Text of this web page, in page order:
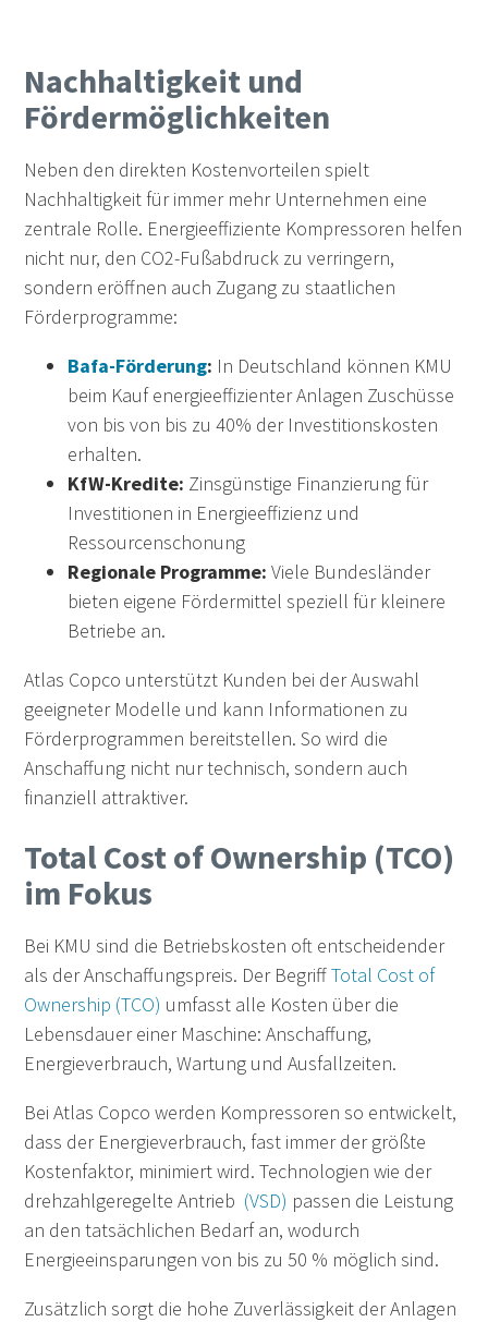
Nachhaltigkeit und
Fördermöglichkeiten
Neben den direkten Kostenvorteilen spielt
Nachhaltigkeit für immer mehr Unternehmen eine
zentrale Rolle. Energieeffiziente Kompressoren helfen
nicht nur, den CO2-Fußabdruck zu verringern,
sondern eröffnen auch Zugang zu staatlichen
Förderprogramme:
Bafa-Förderung: In Deutschland können KMU
beim Kauf energieeffizienter Anlagen Zuschüsse
von bis von bis zu 40% der Investitionskosten
erhalten.
KfW-Kredite: Zinsgünstige Finanzierung für
Investitionen in Energieeffizienz und
Ressourcenschonung
Regionale Programme: Viele Bundesländer
bieten eigene Fördermittel speziell für kleinere
Betriebe an.
Atlas Copco unterstützt Kunden bei der Auswahl
geeigneter Modelle und kann Informationen zu
Förderprogrammen bereitstellen. So wird die
Anschaffung nicht nur technisch, sondern auch
finanziell attraktiver.
Total Cost of Ownership (TCO)
im Fokus
Bei KMU sind die Betriebskosten oft entscheidender
als der Anschaffungspreis. Der BegriffTotal Cost of
Ownership (TCO) umfasst alle Kosten über die
Lebensdauer einer Maschine: Anschaffung,
Energieverbrauch, Wartung und Ausfallzeiten.
Bei Atlas Copco werden Kompressoren so entwickelt,
dass der Energieverbrauch, fast immer der größte
Kostenfaktor, minimiert wird. Technologien wie der
drehzahlgeregelte Antrieb (VSD) passen die Leistung
an den tatsächlichen Bedarf an, wodurch
Energieeinsparungen von bis zu 50 % möglich sind.
Zusätzlich sorgt die hohe Zuverlässigkeit der Anlagen